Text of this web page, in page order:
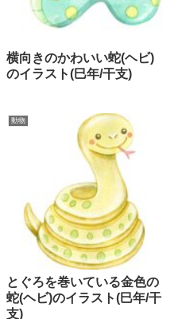
横向きのかわいい蛇(ヘビ)
のイラスト(巳年/干支)
動物
とぐろを巻いている金色の
蛇(ヘビ)のイラスト(巳年/干
支)